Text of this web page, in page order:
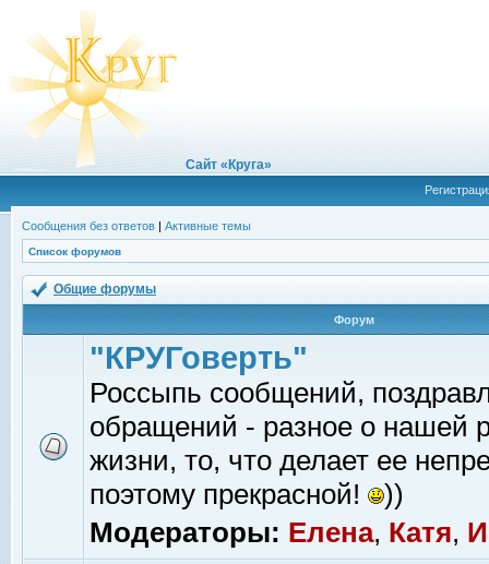
Сайт «Круга»
Сообщения без ответов | Активные темы
Список форумов
Общие форумы
Форум
"КРУГоверть"
Россыпь сообщений,
обращений - разное о нашей
жизни, то, что делает ее
поэтому прекрасной!
))
Модераторы: Елена, Катя,